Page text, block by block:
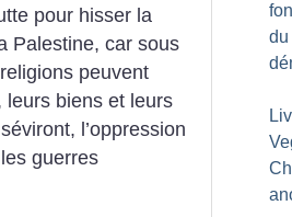
pour hisser la
Palestine, car sous
peuvent
leurs biens et leurs
l’oppression
guerres
du